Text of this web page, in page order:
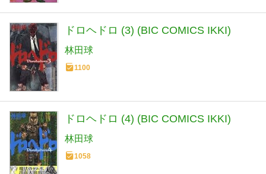
ドロヘドロ (3) (BIC COMICS IKKI)
林田球
1100
ドロヘドロ (4) (BIC COMICS IKKI)
林田球
1058